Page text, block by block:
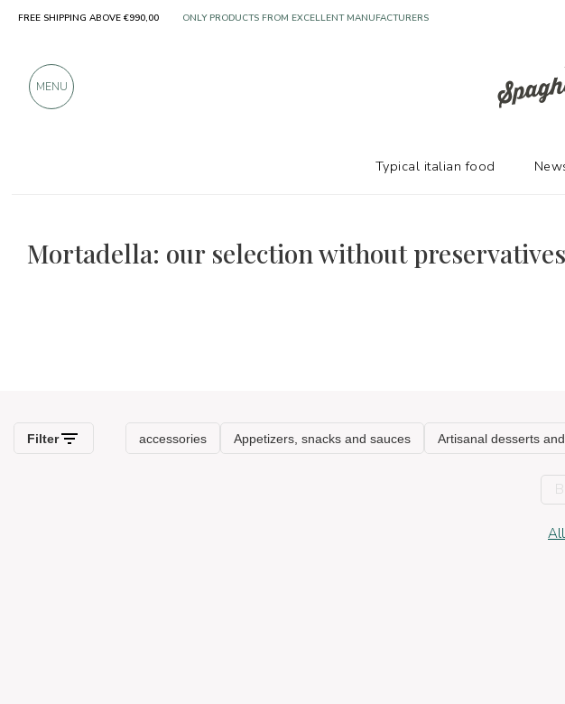
Mortadella: our selection without preservatives
FREE SHIPPING ABOVE €990,00 ONLY PRODUCTS FROM EXCELLENT MANUFACTURERS
MENU
Typical italian food